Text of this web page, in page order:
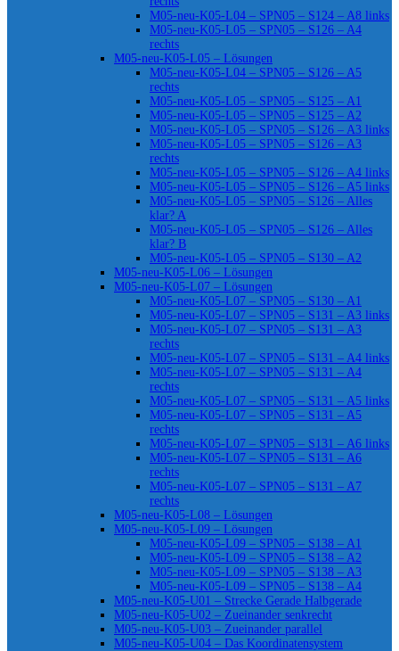
M05-neu-K05-L04 – SPN05 – S124 – A8 links
M05-neu-K05-L05 – SPN05 – S126 – A4
rechts
M05-neu-K05-L05 – Lösungen
M05-neu-K05-L04 – SPN05 – S126 – A5
rechts
M05-neu-K05-L05 – SPN05 – S125 – A1
M05-neu-K05-L05 – SPN05 – S125 – A2
M05-neu-K05-L05 – SPN05 – S126 – A3 links
M05-neu-K05-L05 – SPN05 – S126 – A3
rechts
M05-neu-K05-L05 – SPN05 – S126 – A4 links
M05-neu-K05-L05 – SPN05 – S126 – A5 links
M05-neu-K05-L05 – SPN05 – S126 – Alles
klar? A
M05-neu-K05-L05 – SPN05 – S126 – Alles
klar? B
M05-neu-K05-L05 – SPN05 – S130 – A2
M05-neu-K05-L06 – Lösungen
M05-neu-K05-L07 – Lösungen
M05-neu-K05-L07 – SPN05 – S130 – A1
M05-neu-K05-L07 – SPN05 – S131 – A3 links
M05-neu-K05-L07 – SPN05 – S131 – A3
rechts
M05-neu-K05-L07 – SPN05 – S131 – A4 links
M05-neu-K05-L07 – SPN05 – S131 – A4
rechts
M05-neu-K05-L07 – SPN05 – S131 – A5 links
M05-neu-K05-L07 – SPN05 – S131 – A5
rechts
M05-neu-K05-L07 – SPN05 – S131 – A6 links
M05-neu-K05-L07 – SPN05 – S131 – A6
rechts
M05-neu-K05-L07 – SPN05 – S131 – A7
rechts
M05-neu-K05-L08 – Lösungen
M05-neu-K05-L09 – Lösungen
M05-neu-K05-L09 – SPN05 – S138 – A1
M05-neu-K05-L09 – SPN05 – S138 – A2
M05-neu-K05-L09 – SPN05 – S138 – A3
M05-neu-K05-L09 – SPN05 – S138 – A4
M05-neu-K05-U01 – Strecke Gerade Halbgerade
M05-neu-K05-U02 – Zueinander senkrecht
M05-neu-K05-U03 – Zueinander parallel
M05-neu-K05-U04 – Das Koordinatensystem